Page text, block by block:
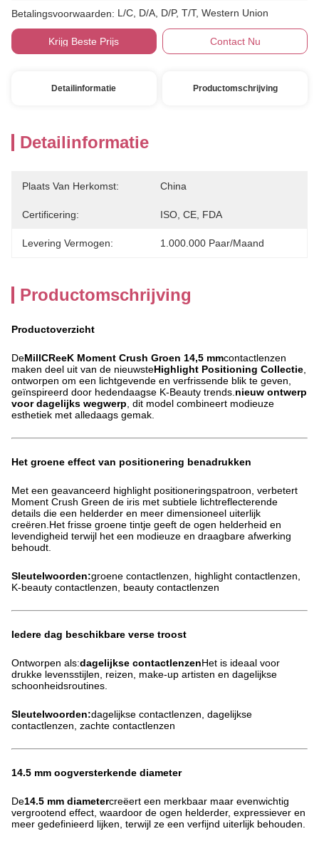
Betalingsvoorwaarden: L/C, D/A, D/P, T/T, Western Union
Krijg Beste Prijs Contact Nu
Detailinformatie Productomschrijving
Detailinformatie
Plaats Van Herkomst: China
Certificering: ISO, CE, FDA
Levering Vermogen: 1.000.000 Paar/maand
Productomschrijving
Productoverzicht
DeMillCReeK Moment Crush Groen 14,5 mmcontactlenzen
maken deel uit van de nieuwsteHighlight Positioning Collectie
ontworpen om een lichtgevende en verfrissende blik te geven,
geïnspireerd door hedendaagse K-Beauty trends. nieuw ontwerp
voor dagelijks wegwerp , dit model combineert modieuze
esthetiek met alledaags gemak.
Het groene effect van positionering benadrukken
Met een geavanceerd highlight positioneringspatroon, verbetert
Moment Crush Green de iris met subtiele lichtreflecterende
details die een helderder en meer dimensioneel uiterlijk
creëren.Het frisse groene tintje geeft de ogen helderheid en
levendigheid terwijl het een modieuze en draagbare afwerking
behoudt.
Sleutelwoorden:groene contactlenzen, highlight contactlenzen,
K-beauty contactlenzen, beauty contactlenzen
Iedere dag beschikbare verse troost
Ontworpen als:dagelijkse contactlenzenHet is ideaal voor
drukke levensstijlen, reizen, make-up artisten en dagelijkse
schoonheidsroutines.
Sleutelwoorden:dagelijkse contactlenzen, dagelijkse
contactlenzen, zachte contactlenzen
14.5 mm oogversterkende diameter
De14.5 mm diametercreëert een merkbaar maar evenwichtig
vergrootend effect, waardoor de ogen helderder, expressiever en
meer gedefinieerd lijken, terwijl ze een verfijnd uiterlijk behouden.